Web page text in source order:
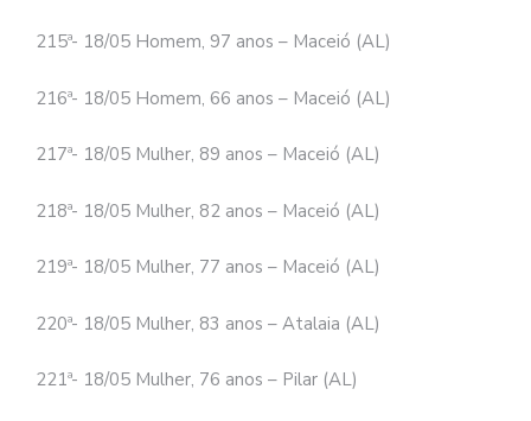
215ª- 18/05 Homem, 97 anos – Maceió (AL)
216ª- 18/05 Homem, 66 anos – Maceió (AL)
217ª- 18/05 Mulher, 89 anos – Maceió (AL)
218ª- 18/05 Mulher, 82 anos – Maceió (AL)
219ª- 18/05 Mulher, 77 anos – Maceió (AL)
220ª- 18/05 Mulher, 83 anos – Atalaia (AL)
221ª- 18/05 Mulher, 76 anos – Pilar (AL)